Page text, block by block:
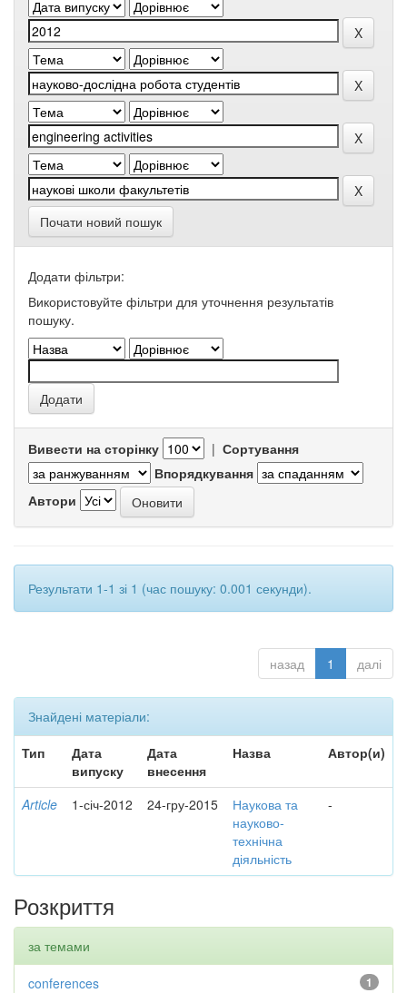
Почати новий пошук
Додати фільтри:
Використовуйте фільтри для уточнення результатів
пошуку.
Вивести на сторінку | Сортування
Впорядкування
Автори
Результати 1-1 зі 1 (час пошуку: 0.001 секунди).
назад 1 далі
Знайдені матеріали:
Тип
Дата
випуску
Дата
внесення
Назва Автор(и)
Article 1-січ-2012 24-гру-2015
Наукова та
науково-
технічна
діяльність
-
Розкриття
за темами
1
conferences